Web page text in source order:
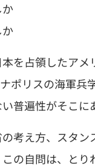
を占領したア
ポリスの海軍
普遍性がそこに
考え方、スタ
の自問は、と